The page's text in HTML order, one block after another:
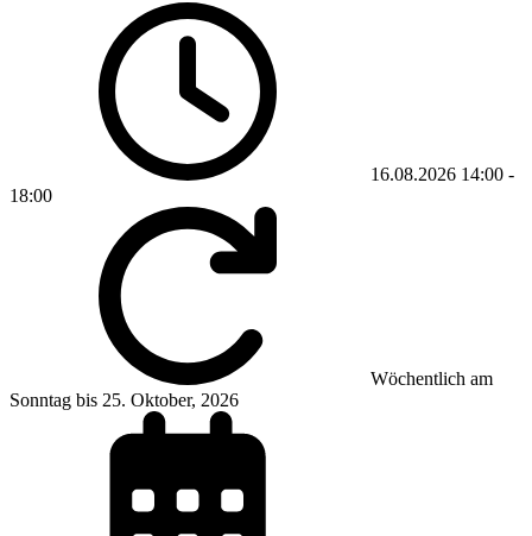
16.08.2026 14:00 -
18:00
Wöchentlich am
Sonntag bis 25. Oktober, 2026